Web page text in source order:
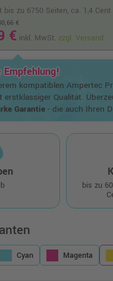
bis zu 6750 Seiten, ca. 1,4
€
€ inkl. MwSt. zzgl. Versand
Empfehlung!
kompatiblen Ampertec
erstklassiger Qualität.
Garantie - die auch Ihren
bis zu
Cyan Magenta